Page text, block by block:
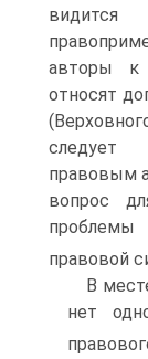
авторы к
относят
следует
правовым
вопрос
правовой
В
нет